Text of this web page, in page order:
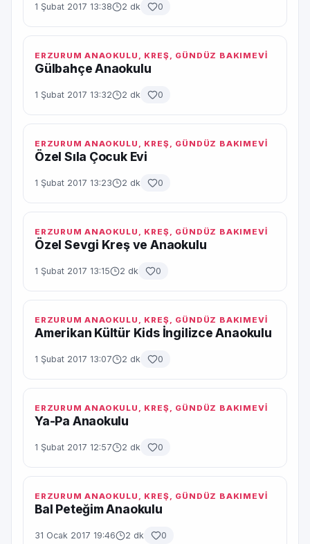
1 Şubat 2017 13:38 2 dk 0
ERZURUM ANAOKULU, KREŞ, GÜNDÜZ BAKIMEVI
Gülbahçe Anaokulu
1 Şubat 2017 13:32 2 dk 0
ERZURUM ANAOKULU, KREŞ, GÜNDÜZ BAKIMEVI
Özel Sıla Çocuk Evi
1 Şubat 2017 13:23 2 dk 0
ERZURUM ANAOKULU, KREŞ, GÜNDÜZ BAKIMEVI
Özel Sevgi Kreş ve Anaokulu
1 Şubat 2017 13:15 2 dk 0
ERZURUM ANAOKULU, KREŞ, GÜNDÜZ BAKIMEVI
Amerikan Kültür Kids İngilizce Anaokulu
1 Şubat 2017 13:07 2 dk 0
ERZURUM ANAOKULU, KREŞ, GÜNDÜZ BAKIMEVI
Ya-Pa Anaokulu
1 Şubat 2017 12:57 2 dk 0
ERZURUM ANAOKULU, KREŞ, GÜNDÜZ BAKIMEVI
Bal Peteğim Anaokulu
31 Ocak 2017 19:46 2 dk 0